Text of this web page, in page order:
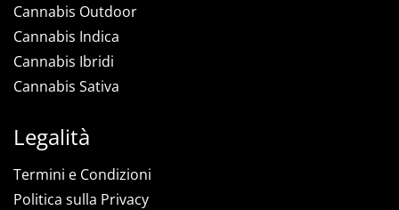
Cannabis Outdoor
Cannabis Indica
Cannabis Ibridi
Cannabis Sativa
Legalità
Termini e Condizioni
Politica sulla Privacy